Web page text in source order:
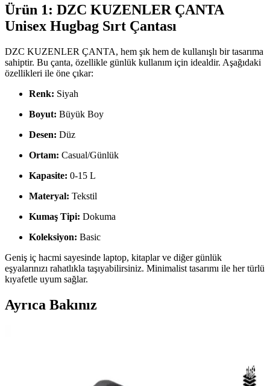
Ürün 1: DZC KUZENLER ÇANTA
Unisex Hugbag Sırt Çantası
DZC KUZENLER ÇANTA, hem şık hem de kullanışlı bir tasarıma
sahiptir. Bu çanta, özellikle günlük kullanım için idealdir. Aşağıdaki
özellikleri ile öne çıkar:
Renk: Siyah
Boyut: Büyük Boy
Desen: Düz
Ortam: Casual/Günlük
Kapasite: 0-15 L
Materyal: Tekstil
Kumaş Tipi: Dokuma
Koleksiyon: Basic
Geniş iç hacmi sayesinde laptop, kitaplar ve diğer günlük
eşyalarınızı rahatlıkla taşıyabilirsiniz. Minimalist tasarımı ile her türlü
kıyafetle uyum sağlar.
Ayrıca Bakınız